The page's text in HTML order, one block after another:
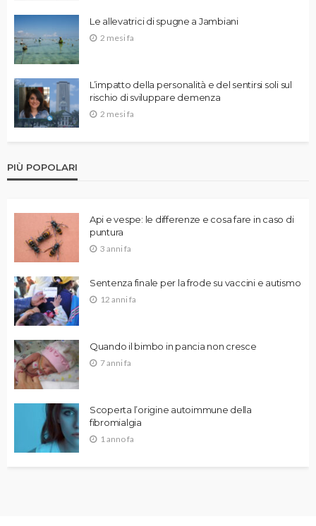
Le allevatrici di spugne a Jambiani
2 mesi fa
L’impatto della personalità e del sentirsi soli sul
rischio di sviluppare demenza
2 mesi fa
PIÙ POPOLARI
Api e vespe: le differenze e cosa fare in caso di
puntura
3 anni fa
Sentenza finale per la frode su vaccini e autismo
12 anni fa
Quando il bimbo in pancia non cresce
7 anni fa
Scoperta l’origine autoimmune della
fibromialgia
1 anno fa